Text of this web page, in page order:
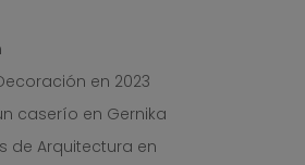
en 2023
caserío en Gernika
de Arquitectura en